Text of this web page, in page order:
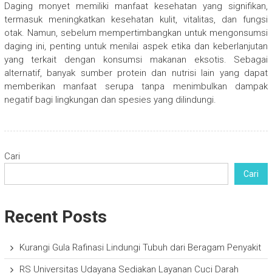
Daging monyet memiliki manfaat kesehatan yang signifikan,
termasuk meningkatkan kesehatan kulit, vitalitas, dan fungsi
otak. Namun, sebelum mempertimbangkan untuk mengonsumsi
daging ini, penting untuk menilai aspek etika dan keberlanjutan
yang terkait dengan konsumsi makanan eksotis. Sebagai
alternatif, banyak sumber protein dan nutrisi lain yang dapat
memberikan manfaat serupa tanpa menimbulkan dampak
negatif bagi lingkungan dan spesies yang dilindungi.
Cari
Cari
Recent Posts
Kurangi Gula Rafinasi Lindungi Tubuh dari Beragam Penyakit
RS Universitas Udayana Sediakan Layanan Cuci Darah